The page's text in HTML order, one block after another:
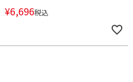
¥6,696税込